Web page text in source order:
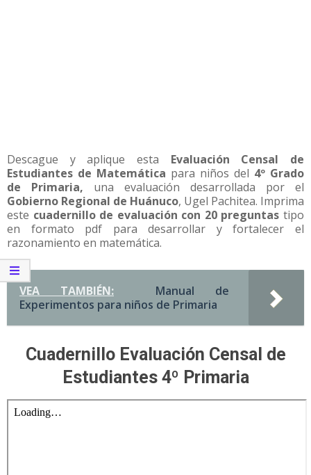
Descague y aplique esta Evaluación Censal de
Estudiantes de Matemática para niños del 4º Grado
de Primaria, una evaluación desarrollada por el
Gobierno Regional de Huánuco, Ugel Pachitea. Imprima
este cuadernillo de evaluación con 20 preguntas tipo
en formato pdf para desarrollar y fortalecer el
razonamiento en matemática.
VEA TAMBIÉN:
Manual de
Experimentos para niños de Primaria
Cuadernillo Evaluación Censal de
Estudiantes 4º Primaria